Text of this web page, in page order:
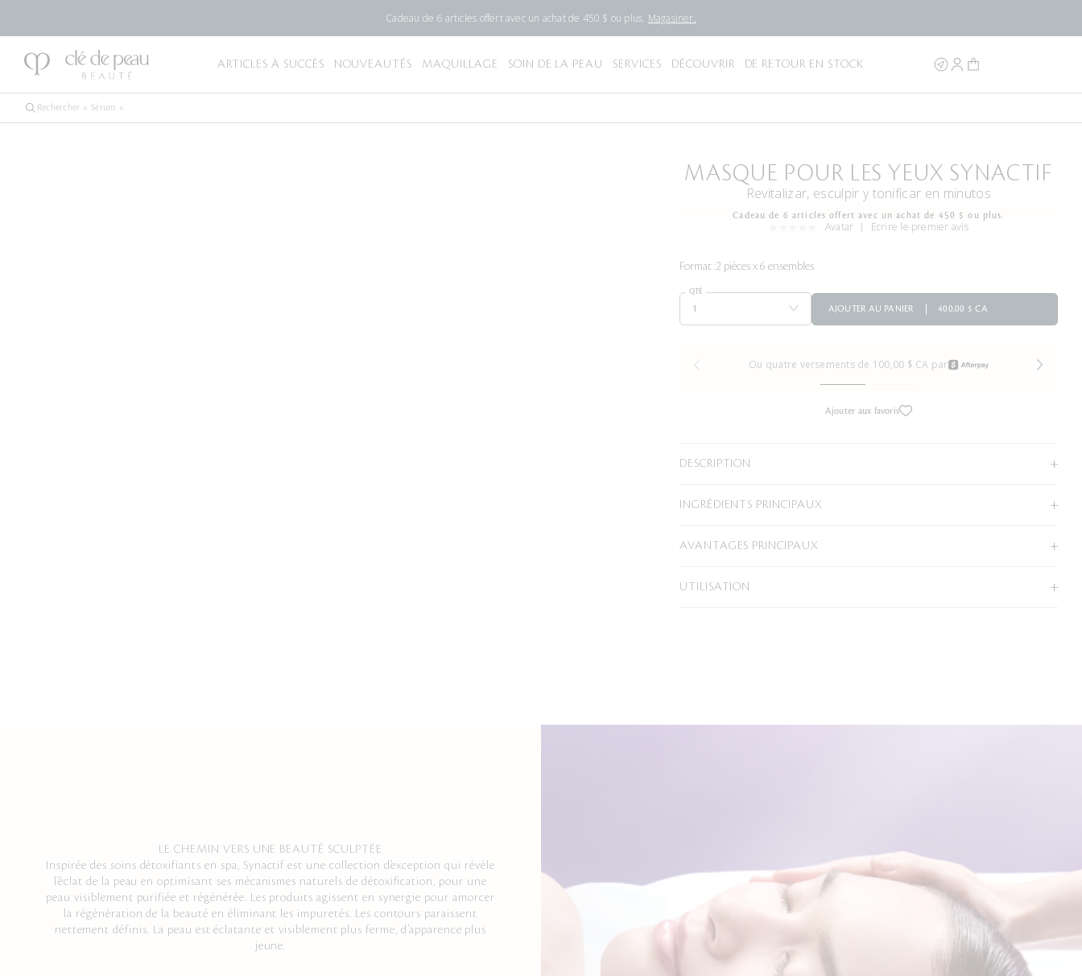
Cadeau de 6 articles offert avec un achat de 450 $ ou plus. Magasiner.
ARTICLES À SUCCÈS NOUVEAUTÉS MAQUILLAGE SOIN DE LA PEAU SERVICES DÉCOUVRIR DE RETOUR EN STOCK
MASQUE POUR LES YEUX SYNACTIF
Revitalizar, esculpir y tonificar en minutos
Cadeau de 6 articles offert avec un achat de 450 $ ou plus.
Avatar Écrire le premier avis
Format :2 pièces x 6 ensembles
QTÉ
AJOUTER AU PANIER 400,00 $ CA
Ou quatre versements de 100,00 $ CA par
Ajouter aux favoris
DESCRIPTION
INGRÉDIENTS PRINCIPAUX
AVANTAGES PRINCIPAUX
UTILISATION
LE CHEMIN VERS UNE BEAUTÉ SCULPTÉE
Inspirée des soins détoxifiants en spa, Synactif est une collection d’exception qui révèle
l’éclat de la peau en optimisant ses mécanismes naturels de détoxification, pour une
peau visiblement purifiée et régénérée. Les produits agissent en synergie pour amorcer
la régénération de la beauté en éliminant les impuretés. Les contours paraissent
nettement définis. La peau est éclatante et visiblement plus ferme, d’apparence plus
jeune.